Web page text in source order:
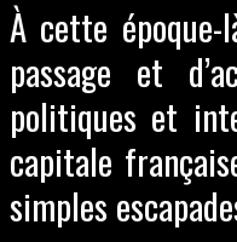
À cette
passage et
politiques et
capitale
simples